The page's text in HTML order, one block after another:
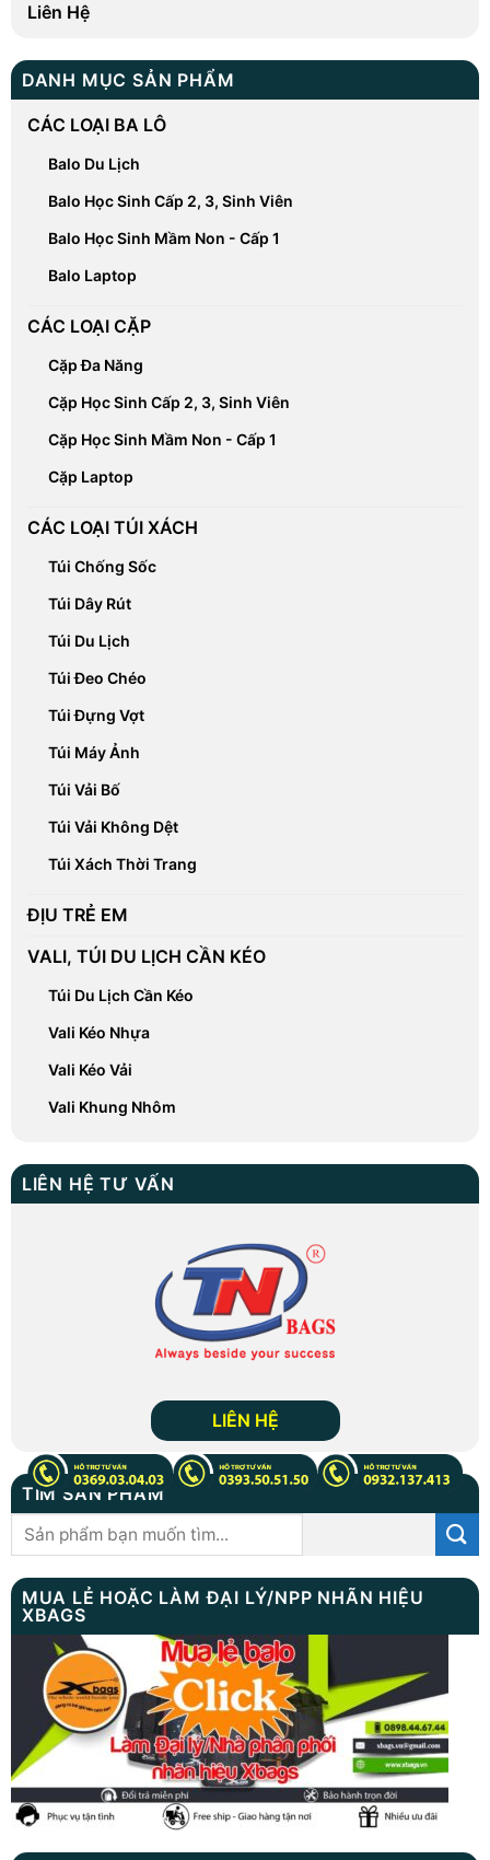
Liên Hệ
DANH MỤC SẢN PHẨM
CÁC LOẠI BA LÔ
Balo Du Lịch
Balo Học Sinh Cấp 2, 3, Sinh Viên
Balo Học Sinh Mầm Non - Cấp 1
Balo Laptop
CÁC LOẠI CẶP
Cặp Đa Năng
Cặp Học Sinh Cấp 2, 3, Sinh Viên
Cặp Học Sinh Mầm Non - Cấp 1
Cặp Laptop
CÁC LOẠI TÚI XÁCH
Túi Chống Sốc
Túi Dây Rút
Túi Du Lịch
Túi Đeo Chéo
Túi Đựng Vợt
Túi Máy Ảnh
Túi Vải Bố
Túi Vải Không Dệt
Túi Xách Thời Trang
ĐỊU TRẺ EM
VALI, TÚI DU LỊCH CẦN KÉO
Túi Du Lịch Cần Kéo
Vali Kéo Nhựa
Vali Kéo Vải
Vali Khung Nhôm
LIÊN HỆ TƯ VẤN
LIÊN HỆ
TÌM SẢN PHẨM
Tìm
MUA LẺ HOẶC LÀM ĐẠI LÝ/NPP NHÃN HIỆU
XBAGS